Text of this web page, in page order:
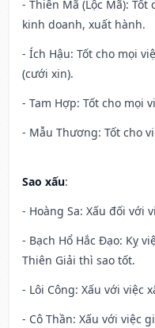
- Thiên Mã (Lộc Mã):
kinh doanh, xuất hành.
- Ích Hậu: Tốt cho mọi
(cưới xin).
- Tam Hợp: Tốt cho mọi
- Mẫu Thương: Tốt cho
Sao xấu:
- Hoàng Sa: Xấu đối với
- Bạch Hổ Hắc Đạo: Kỵ
Thiên Giải thì sao tốt.
- Lôi Công: Xấu với việc
- Cô Thần: Xấu với việc